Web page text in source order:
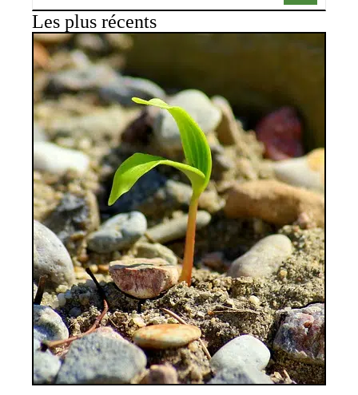
Les plus récents